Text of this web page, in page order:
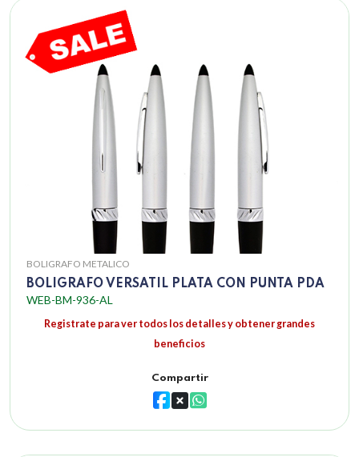
BOLIGRAFO METALICO
BOLIGRAFO VERSATIL PLATA CON PUNTA PDA
WEB-BM-936-AL
Registrate para ver todos los detalles y obtener grandes
beneficios
Compartir